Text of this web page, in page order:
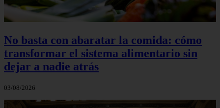
No basta con abaratar la comida: cómo
transformar el sistema alimentario sin
dejar a nadie atrás
03/08/2026